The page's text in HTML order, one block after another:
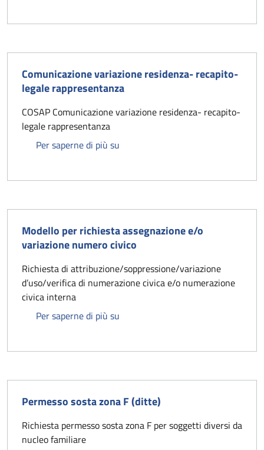
Comunicazione variazione residenza- recapito-
legale rappresentanza
COSAP Comunicazione variazione residenza- recapito-
legale rappresentanza
Per saperne di più su
Modello per richiesta assegnazione e/o
variazione numero civico
Richiesta di attribuzione/soppressione/variazione
d’uso/verifica di numerazione civica e/o numerazione
civica interna
Per saperne di più su
Permesso sosta zona F (ditte)
Richiesta permesso sosta zona F per soggetti diversi da
nucleo familiare